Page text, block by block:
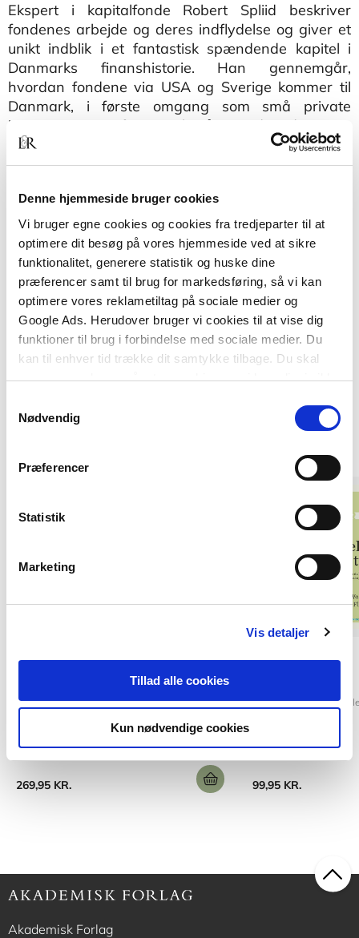
Denne hjemmeside bruger cookies
Vi bruger egne cookies og cookies fra tredjeparter til at
optimere dit besøg på vores hjemmeside ved at sikre
funktionalitet, generere statistik og huske dine
præferencer samt til brug for markedsføring, så vi kan
optimere vores reklametiltag på sociale medier og
Google Ads. Herudover bruger vi cookies til at vise dig
funktioner til brug i forbindelse med sociale medier. Du
kan til enhver tid trække dit samtykke tilbage. Du skal
være opmærksom på, at vores hjemmeside muligvis ikke
tilbagetrækker et samtykke.
Nødvendig
Præferencer
Statistik
Marketing
Vis detaljer
Tillad alle cookies
Kun nødvendige cookies
Ekspert i kapitalfonde Robert Spliid beskriver
fondenes arbejde og deres indflydelse og giver et
unikt indblik i et fantastisk spændende kapitel i
Danmarks finanshistorie. Han gennemgår,
hvordan fondene via USA og Sverige kommer til
Danmark, i første omgang som små private
initiativer, og efter nogle år træder de store
internationale fonde ind på scenen.
er aldrig forudindtaget. Han diskuterer
kapitalfondenes magt og arbejdsmetoder og
beskriver samtidig de kæmpe muligheder, som står
åbne for de selskaber, der bliver opkøbt.
Jørgen Bæk Simonsen
269,95 KR.
Morten Ejlskov Lene
99,95 KR.
Akademisk Forlag